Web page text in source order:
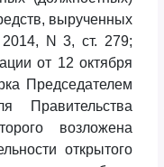
вырученных
2014, N 3, ст. 279;
от 12 октября
Председателем
Правительства
возложена
открытого